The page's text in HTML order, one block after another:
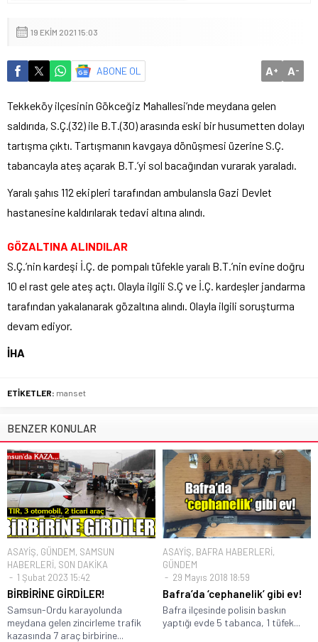
19 EKIM 2021 15:03
ABONE OL A+ A-
Tekkeköy ilçesinin Gökceğiz Mahallesi’nde meydana gelen
saldırıda, S.Ç.(32) ile B.T.(30) arasında eski bir husumetten dolayı
tartışma çıktı. Tartışmanın kavgaya dönüşmesi üzerine S.Ç.
tabancayla ateş açarak B.T.’yi sol bacağından vurarak yaraladı.
Yaralı şahıs 112 ekipleri tarafından ambulansla Gazi Devlet
hastanesine kaldırılarak tedavi altına alındı.
GÖZALTINA ALINDILAR
S.Ç.’nin kardeşi İ.Ç. de pompalı tüfekle yaralı B.T.’nin evine doğru
10 el rast gele ateş açtı. Olayla ilgili S.Ç ve İ.Ç. kardeşler jandarma
tarafından yakalanarak gözaltına alındı. Olayla ilgili soruşturma
devam ediyor.
İHA
ETİKETLER: manset
BENZER KONULAR
ASAYİŞ, GÜNDEM, SAMSUN
HABERLERİ, SON DAKİKA
1 Şubat 2023 15:42
BİRBİRİNE GİRDİLER!
Samsun-Ordu karayolunda
meydana gelen zincirleme trafik
kazasında 7 araç birbirine...
ASAYİŞ, BAFRA HABERLERİ,
GÜNDEM
29 Mayıs 2018 18:59
Bafra’da ‘cephanelik’ gibi ev!
Bafra ilçesinde polisin baskın
yaptığı evde 5 tabanca, 1 tüfek...